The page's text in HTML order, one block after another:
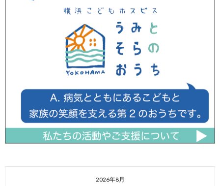
2026年8月